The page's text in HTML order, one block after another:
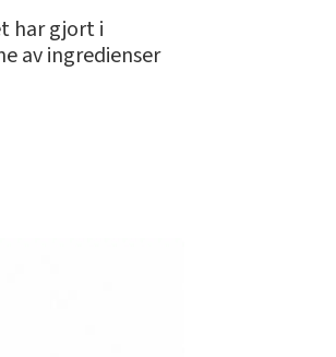
har gjort i
av ingredienser